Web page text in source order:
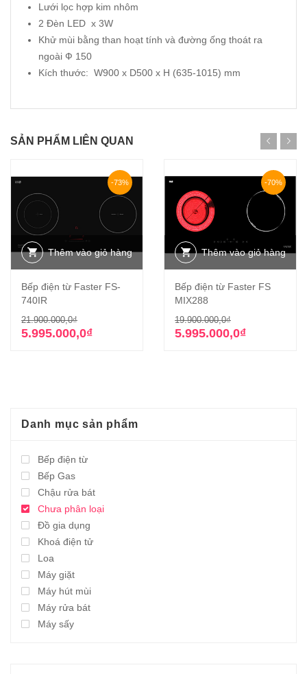
Lưới lọc hợp kim nhôm
2 Đèn LED x 3W
Khử mùi bằng than hoạt tính và đường ống thoát ra
ngoài Ф 150
Kích thước: W900 x D500 x H (635-1015) mm
SẢN PHẨM LIÊN QUAN
-73%
Thêm vào giỏ hàng
Bếp điện từ Faster FS-
740IR
21.900.000,0₫Giá
gốc
5.995.000,0₫
Giá
hiện
-70%
Thêm vào giỏ hàng
Bếp điện từ Faster FS
MIX288
19.900.000,0₫Giá
gốc
5.995.000,0₫
Giá
hiện
Danh mục sản phẩm
Bếp điện từ
Bếp Gas
Chậu rửa bát
Chưa phân loại
Đồ gia dụng
Khoá điện tử
Loa
Máy giặt
Máy hút mùi
Máy rửa bát
Máy sấy